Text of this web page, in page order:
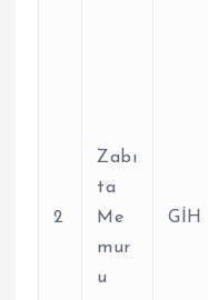
2
Zabı
ta
Me
mur
u
GİH